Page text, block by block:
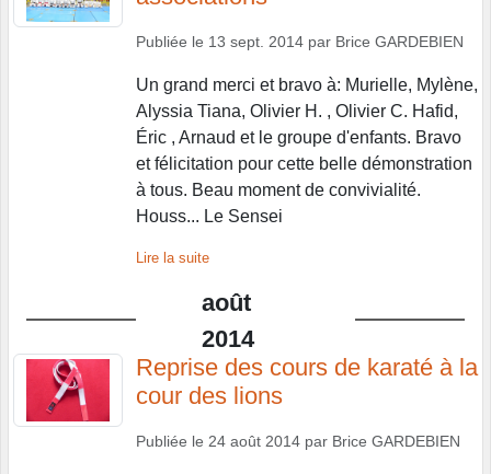
Publiée le 13 sept. 2014 par Brice GARDEBIEN
Un grand merci et bravo à: Murielle, Mylène,
Alyssia Tiana, Olivier H. , Olivier C. Hafid,
Éric , Arnaud et le groupe d'enfants. Bravo
et félicitation pour cette belle démonstration
à tous. Beau moment de convivialité.
Houss... Le Sensei
Lire la suite
août
2014
Reprise des cours de karaté à la
cour des lions
Publiée le 24 août 2014 par Brice GARDEBIEN